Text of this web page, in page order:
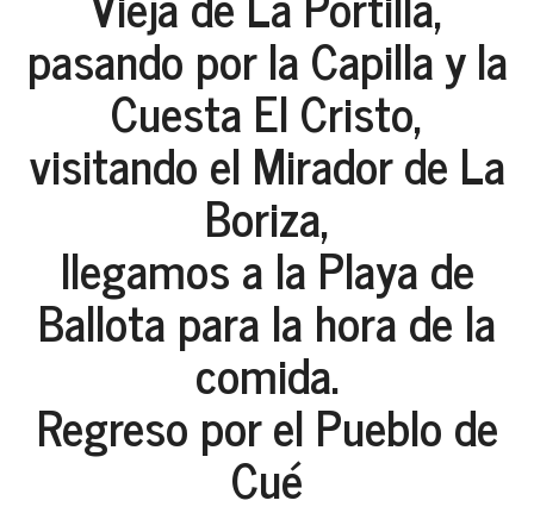
pasando por la Capilla y la
Cuesta El Cristo,
visitando el Mirador de La
Boriza,
llegamos a la Playa de
Ballota para la hora de la
comida.
Regreso por el Pueblo de
Cué